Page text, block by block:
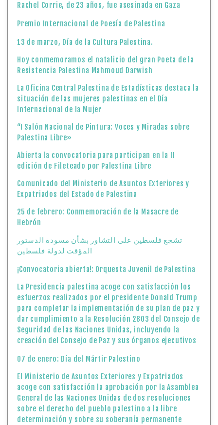
Rachel Corrie, de 23 años, fue asesinada en Gaza
Premio Internacional de Poesía de Palestina
13 de marzo, Día de la Cultura Palestina.
Hoy conmemoramos el natalicio del gran Poeta de la
Resistencia Palestina Mahmoud Darwish
La Oficina Central Palestina de Estadísticas destaca la
situación de las mujeres palestinas en el Día
Internacional de la Mujer
“I Salón Nacional de Pintura: Voces y Miradas sobre
Palestina Libre»
Abierta la convocatoria para participan en la II
edición de Fileteado por Palestina Libre
Comunicado del Ministerio de Asuntos Exteriores y
Expatriados del Estado de Palestina
25 de febrero: Conmemoración de la Masacre de
Hebrón
تشجع فلسطين على التشاور بشأن مسودة الدستور
المؤقت لدولة فلسطين
¡Convocatoria abierta!: Orquesta Juvenil de Palestina
La Presidencia palestina acoge con satisfacción los
esfuerzos realizados por el presidente Donald Trump
para completar la implementación de su plan de paz y
dar cumplimiento a la Resolución 2803 del Consejo de
Seguridad de las Naciones Unidas, incluyendo la
creación del Consejo de Paz y sus órganos ejecutivos
07 de enero: Día del Mártir Palestino
El Ministerio de Asuntos Exteriores y Expatriados
acoge con satisfacción la aprobación por la Asamblea
General de las Naciones Unidas de dos resoluciones
sobre el derecho del pueblo palestino a la libre
determinación y sobre su soberanía permanente